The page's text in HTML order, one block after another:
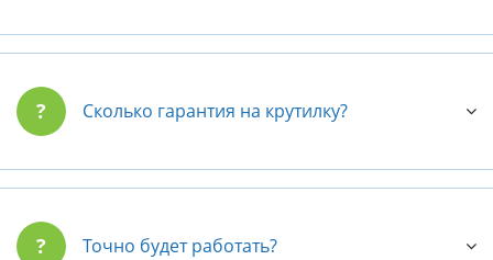
? Сколько гарантия на крутилку?
? Точно будет работать?